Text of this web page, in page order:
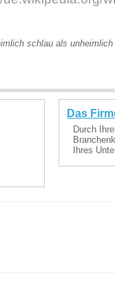
schlau als unheimlich
Das
Durch
Ihres